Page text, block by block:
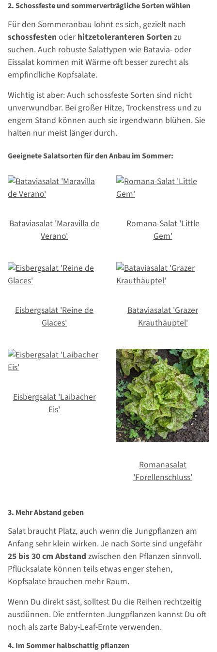
2. Schossfeste und sommerverträgliche Sorten wählen
Für den Sommeranbau lohnt es sich, gezielt nach
schossfesten oder hitzetoleranteren Sorten zu
suchen. Auch robuste Salattypen wie Batavia- oder
Eissalat kommen mit Wärme oft besser zurecht als
empfindliche Kopfsalate.
Wichtig ist aber: Auch schossfeste Sorten sind nicht
unverwundbar. Bei großer Hitze, Trockenstress und zu
engem Stand können auch sie irgendwann blühen. Sie
halten nur meist länger durch.
Geeignete Salatsorten für den Anbau im Sommer:
Bataviasalat 'Maravilla de
Verano'
Romana-Salat 'Little
Gem'
Eisbergsalat 'Reine de
Glaces'
Bataviasalat 'Grazer
Krauthäuptel'
Eisbergsalat 'Laibacher
Eis'
Romanasalat
'Forellenschluss'
3. Mehr Abstand geben
Salat braucht Platz, auch wenn die Jungpflanzen am
Anfang sehr klein wirken. Je nach Sorte sind ungefähr
25 bis 30 cm Abstand zwischen den Pflanzen sinnvoll.
Pflücksalate können teils etwas enger stehen,
Kopfsalate brauchen mehr Raum.
Wenn Du direkt säst, solltest Du die Reihen rechtzeitig
ausdünnen. Die entfernten Jungpflanzen kannst Du oft
noch als zarte Baby-Leaf-Ernte verwenden.
4. Im Sommer halbschattig pflanzen